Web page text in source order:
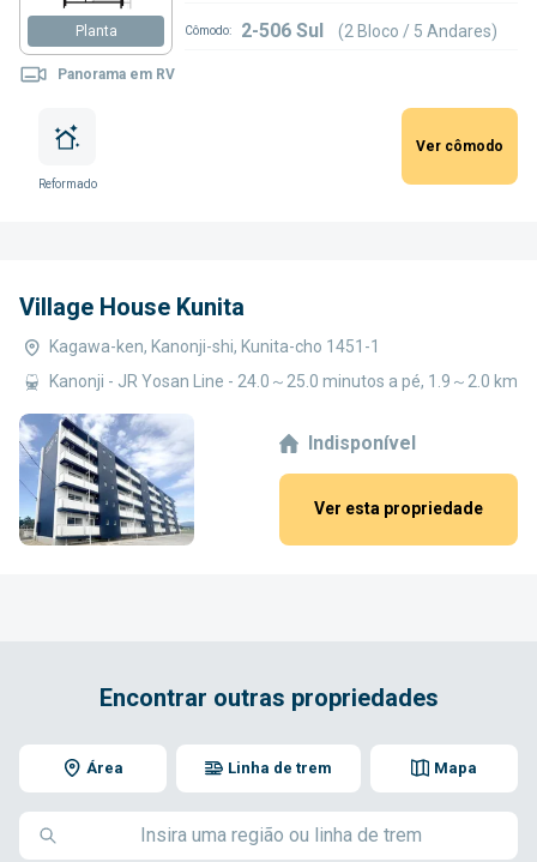
Planta
Panorama em RV
Cômodo: 2-506 Sul (2 Bloco / 5 Andares)
Reformado
Ver cômodo
Village House Kunita
Kagawa-ken, Kanonji-shi, Kunita-cho 1451-1
Kanonji - JR Yosan Line - 24.0～25.0 minutos a pé, 1.9～2.0 km
Indisponível
Ver esta propriedade
Encontrar outras propriedades
Área Mapa
Linha de trem